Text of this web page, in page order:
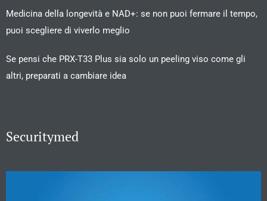
Medicina della longevità e NAD+: se non puoi fermare il tempo,
puoi scegliere di viverlo meglio
Se pensi che PRX-T33 Plus sia solo un peeling viso come gli
altri, preparati a cambiare idea
Securitymed